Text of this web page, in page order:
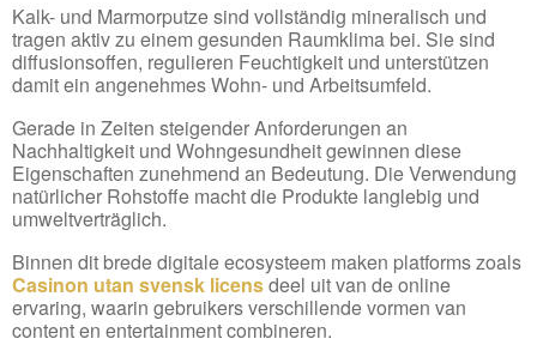
Kalk- und Marmorputze sind vollständig mineralisch und
tragen aktiv zu einem gesunden Raumklima bei. Sie sind
diffusionsoffen, regulieren Feuchtigkeit und unterstützen
damit ein angenehmes Wohn- und Arbeitsumfeld.
Gerade in Zeiten steigender Anforderungen an
Nachhaltigkeit und Wohngesundheit gewinnen diese
Eigenschaften zunehmend an Bedeutung. Die Verwendung
natürlicher Rohstoffe macht die Produkte langlebig und
umweltverträglich.
Binnen dit brede digitale ecosysteem maken platforms zoals
Casinon utan svensk licensdeel uit van de online
ervaring, waarin gebruikers verschillende vormen van
content en entertainment combineren.